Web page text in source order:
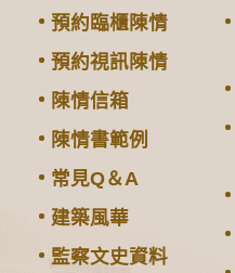
預約臨櫃陳情
預約視訊陳情
陳情信箱
陳情書範例
常見Q＆A
建築風華
監察文史資料